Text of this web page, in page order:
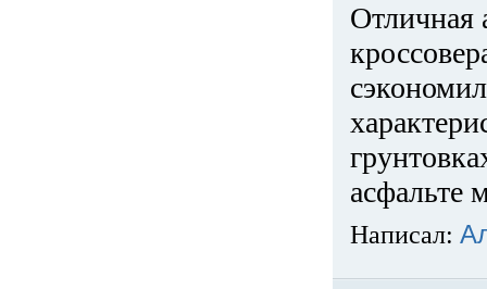
Отличная
асфальте
Написал: